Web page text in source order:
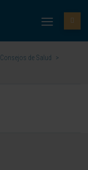
Consejos de Salud
>